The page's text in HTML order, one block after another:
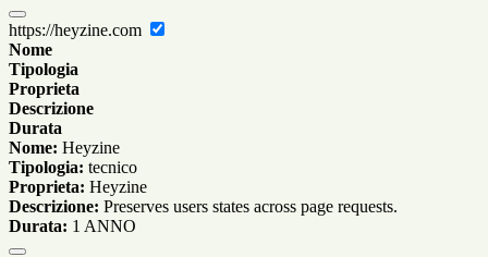
https://heyzine.com
Nome
Tipologia
Proprieta
Descrizione
Durata
Nome: Heyzine
Tipologia: tecnico
Proprieta: Heyzine
Descrizione: Preserves users states across page requests.
Durata: 1 ANNO